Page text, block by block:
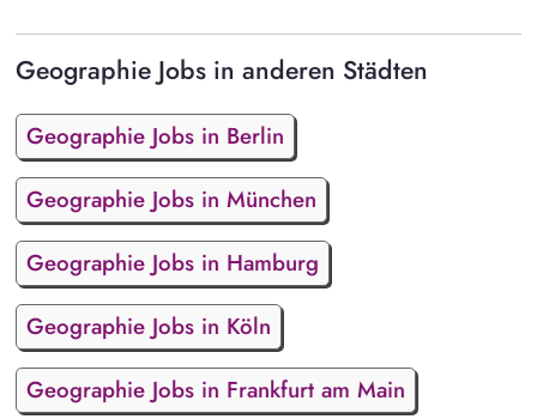
Geographie Jobs in anderen Städten
Geographie Jobs in Berlin
Geographie Jobs in München
Geographie Jobs in Hamburg
Geographie Jobs in Köln
Geographie Jobs in Frankfurt am Main